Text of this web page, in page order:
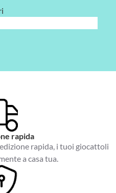
rapida
rapida, i tuoi giocattoli
a casa tua.